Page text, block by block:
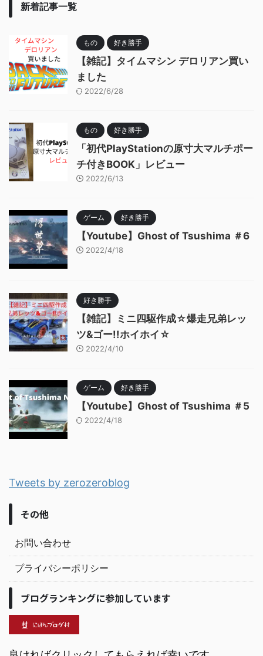
新着記事一覧
もの 好き勝手
【雑記】タイムマシン デロリアン買い
ました
2022/6/28
もの 好き勝手
「初代PlayStationの原寸大マルチポー
チ付きBOOK」レビュー
2022/6/13
ゲーム 好き勝手
【Youtube】Ghost of Tsushima ＃6
2022/4/18
好き勝手
【雑記】ミニ四駆作成☆爆走兄弟レッ
ツ&ゴー!!ホイホイ☆
2022/4/10
ゲーム 好き勝手
【Youtube】Ghost of Tsushima ＃5
2022/4/18
Tweets by zerozeroblog
その他
お問い合わせ
プライバシーポリシー
ブログランキングに参加しています